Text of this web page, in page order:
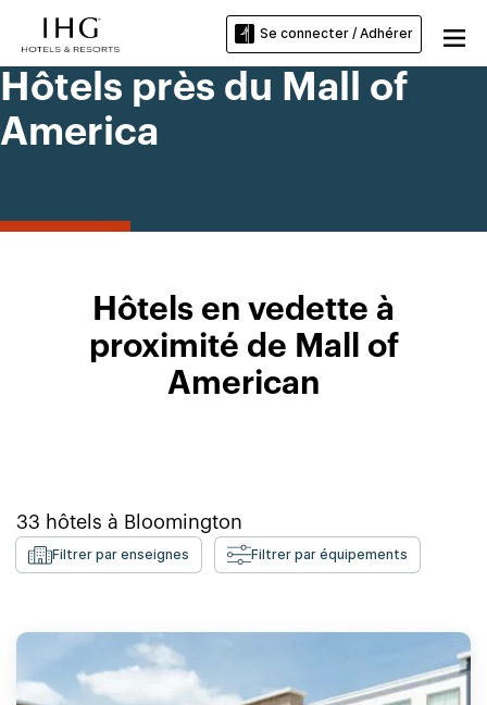
Se connecter / Adhérer
Hôtels près du Mall of
America
Hôtels en vedette à
proximité de Mall of
American
33 hôtels à Bloomington
Filtrer par enseignes Filtrer par équipements